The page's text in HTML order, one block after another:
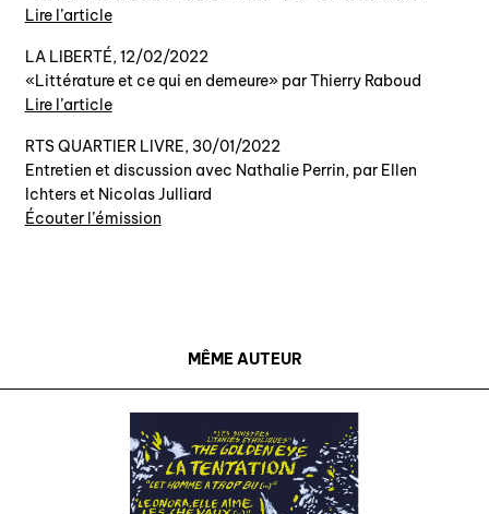
Lire l’article
LA LIBERTÉ, 12/02/2022
«Littérature et ce qui en demeure» par Thierry Raboud
Lire l’article
RTS QUARTIER LIVRE, 30/01/2022
Entretien et discussion avec Nathalie Perrin, par Ellen
Ichters et Nicolas Julliard
Écouter l’émission
MÊME AUTEUR